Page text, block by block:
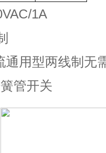
1A
通用型两线制无
管开关